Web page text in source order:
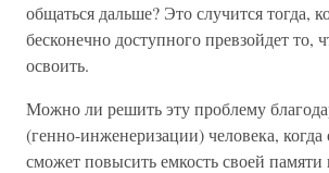
общаться дальше? Это случится тогда,
бесконечно доступного превзойдет то,
освоить.
Можно ли решить эту проблему
(генно-инженеризации) человека,
сможет повысить емкость своей памяти